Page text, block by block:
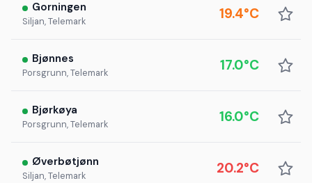
Gorningen
Siljan, Telemark 19.4°C
Bjønnes
Porsgrunn, Telemark 17.0°C
Bjørkøya
Porsgrunn, Telemark 16.0°C
Øverbøtjønn
Siljan, Telemark 20.2°C